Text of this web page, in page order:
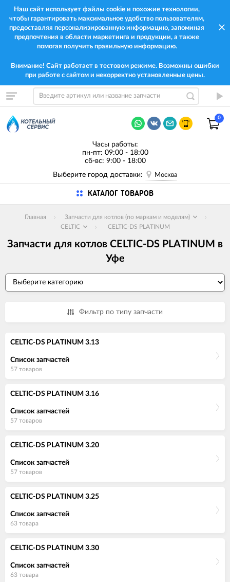
Наш сайт использует файлы cookie и похожие технологии,
чтобы гарантировать максимальное удобство пользователям,
предоставляя персонализированную информацию, запоминая
предпочтения в области маркетинга и продукции, а также
помогая получить правильную информацию.
Внимание! Сайт работает в тестовом режиме. Возможны ошибки
при работе с сайтом и некорректно установленные цены.
0
Часы работы:
пн-пт: 09:00 - 18:00
сб-вс: 9:00 - 18:00
Выберите город доставки:
Москва
КАТАЛОГ ТОВАРОВ
Главная
Запчасти для котлов (по маркам и моделям)
CELTIC
CELTIC-DS PLATINUM
Запчасти для котлов CELTIC-DS PLATINUM в
Уфе
Фильтр по типу запчасти
CELTIC-DS PLATINUM 3.13
Список запчастей
57 товаров
CELTIC-DS PLATINUM 3.16
Список запчастей
57 товаров
CELTIC-DS PLATINUM 3.20
Список запчастей
57 товаров
CELTIC-DS PLATINUM 3.25
Список запчастей
63 товара
CELTIC-DS PLATINUM 3.30
Список запчастей
63 товара